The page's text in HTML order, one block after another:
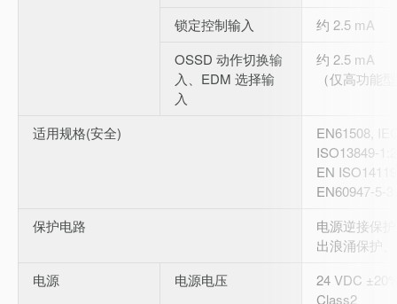
锁定控制输入
约 2.5 mA
OSSD 动作切换输
入、EDM 选择输
入
约 2.5 mA
（仅高功能
适用规格(安全)
EN61508,
ISO13849-
EN
EN60947-5-
保护电路
电源逆接保
出浪涌保护
电源
电源电压
24 VDC
Class2